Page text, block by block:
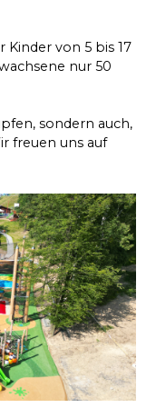
von 5 bis 17
nur 50
sondern auch,
freuen uns auf